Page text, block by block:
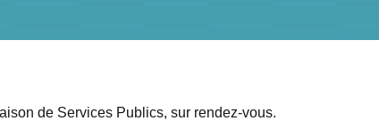
de Services Publics, sur rendez-vous.